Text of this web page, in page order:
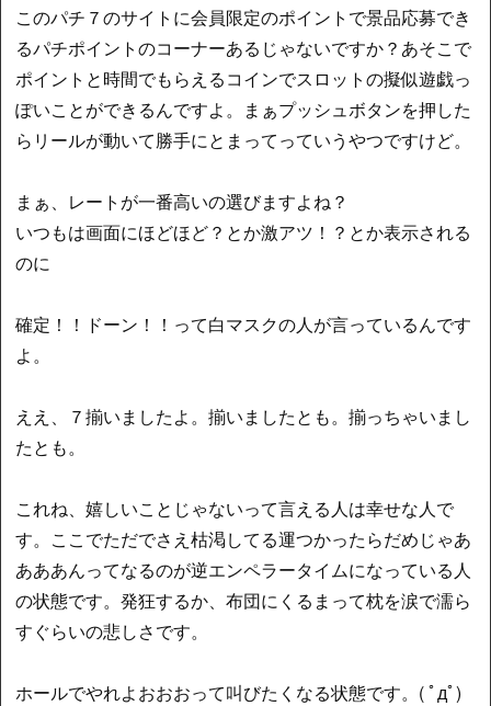
このパチ７のサイトに会員限定のポイントで景品応募でき
るパチポイントのコーナーあるじゃないですか？あそこで
ポイントと時間でもらえるコインでスロットの擬似遊戯っ
ぽいことができるんですよ。まぁプッシュボタンを押した
らリールが動いて勝手にとまってっていうやつですけど。
まぁ、レートが一番高いの選びますよね？
いつもは画面にほどほど？とか激アツ！？とか表示される
のに
確定！！ドーン！！って白マスクの人が言っているんです
よ。
ええ、７揃いましたよ。揃いましたとも。揃っちゃいまし
たとも。
これね、嬉しいことじゃないって言える人は幸せな人で
す。ここでただでさえ枯渇してる運つかったらだめじゃあ
あああんってなるのが逆エンペラータイムになっている人
の状態です。発狂するか、布団にくるまって枕を涙で濡ら
すぐらいの悲しさです。
ホールでやれよおおおって叫びたくなる状態です。( ﾟдﾟ)